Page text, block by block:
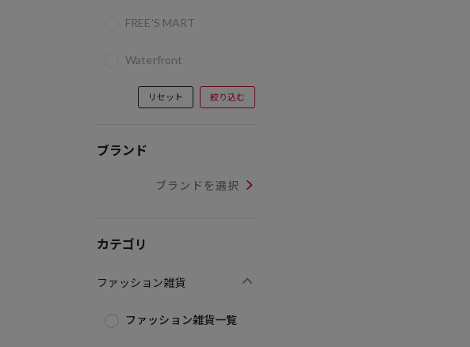
FREE'S MART
Waterfront
リセット 絞り込む
ブランド
ブランドを選択
カテゴリ
ファッション雑貨
ファッション雑貨一覧